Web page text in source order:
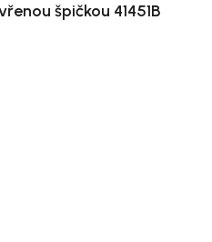
špičkou 41451B